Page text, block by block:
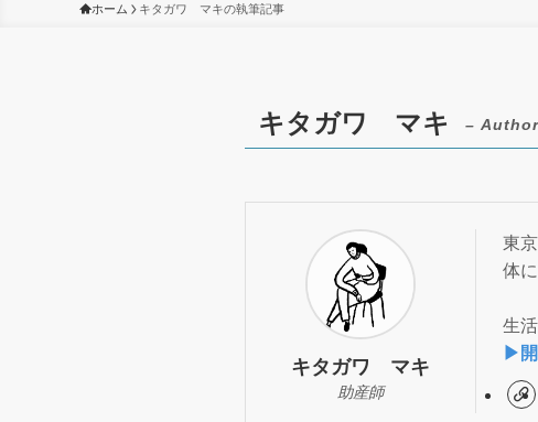
ホーム キタガワ マキの執筆記事
キタガワ マキ –
キタガワ マキ
助産師
東
体
生
▶︎